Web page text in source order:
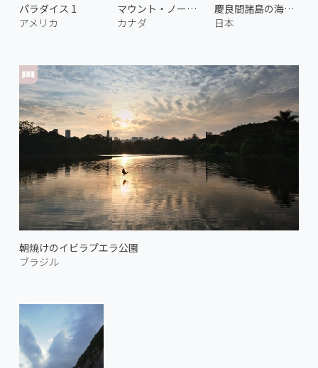
パラダイス 1
アメリカ
マウント・ノーキーからの眺め
カナダ
慶良間諸島の海中 4
日本
朝焼けのイビラプエラ公園
ブラジル